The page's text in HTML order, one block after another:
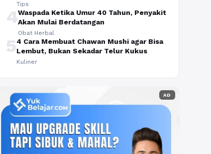
Tips
4Waspada Ketika Umur 40 Tahun, Penyakit
Akan Mulai Berdatangan
Obat Herbal
54 Cara Membuat Chawan Mushi agar Bisa
Lembut, Bukan Sekadar Telur Kukus
Kuliner
AD